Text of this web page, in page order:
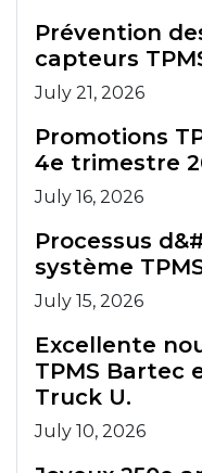
Prévention
capteurs
July 21, 2026
Promotions
4e trimestre
July 16, 2026
Processus
système
July 15, 2026
Excellente
TPMS Bartec
Truck U.
July 10, 2026